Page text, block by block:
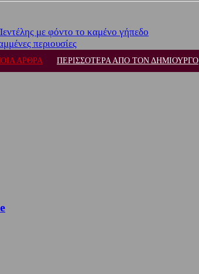
με φόντο το καμένο γήπεδο
περιουσίες
ΑΡΘΡΑ ΠΕΡΙΣΣΟΤΕΡΑ ΑΠΟ ΤΟΝ ΔΗΜΙΟΥΡΓΟ